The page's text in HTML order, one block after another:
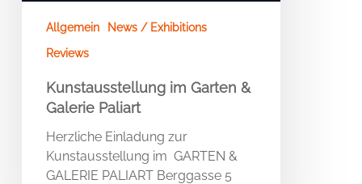
Allgemein
News / Exhibitions
Reviews
Kunstausstellung im Garten &
Galerie Paliart
Herzliche Einladung zur
Kunstausstellung im GARTEN &
GALERIE PALIART Berggasse 5